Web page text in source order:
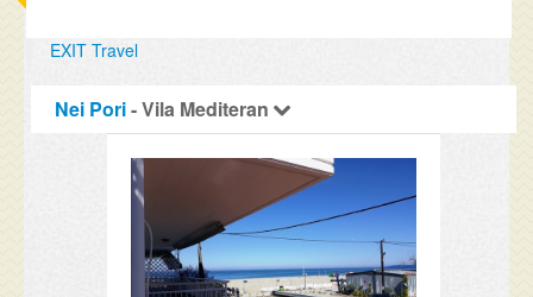
EXIT Travel
Nei Pori- Vila Mediteran